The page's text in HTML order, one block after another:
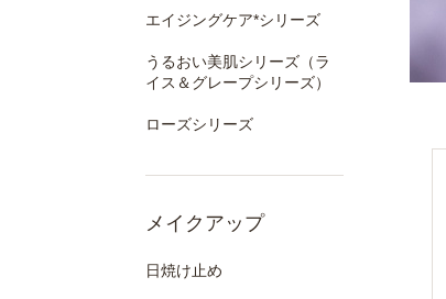
エイジングケア*シリーズ
うるおい美肌シリーズ（ラ
イス＆グレープシリーズ）
ローズシリーズ
メイクアップ
日焼け止め